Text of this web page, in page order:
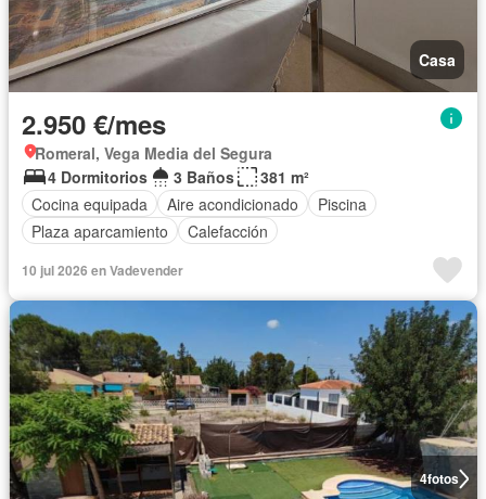
Casa
2.950 €/mes
Romeral, Vega Media del Segura
4 Dormitorios
3 Baños
381 m²
Cocina equipada
Aire acondicionado
Piscina
Plaza aparcamiento
Calefacción
10 jul 2026 en Vadevender
4fotos